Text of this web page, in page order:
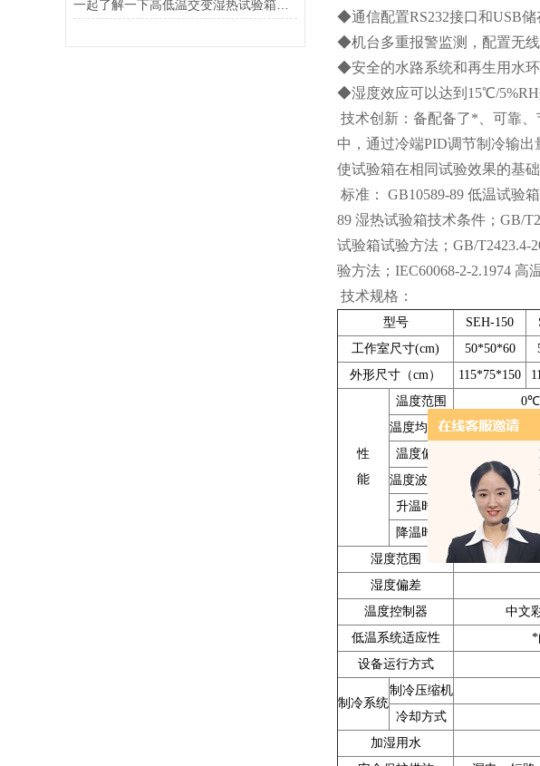
◆通信配置RS232接口和USB储
◆机台多重报警监测，配置无线
◆安全的水路系统和再生用水环
◆湿度效应可以达到15℃/
技术创新：备配备了*、可靠
中，通过冷端PID调节制冷输
使试验箱在相同试验效果的基
标准： GB10589-89 低温试验
89 湿热试验箱技术条件；GB/
试验箱试验方法；GB/T2423.4-
验方法；IEC60068-2-2.1974 高
技术规格：
型号 SEH-150
工作室尺寸(cm)
50*50*60
外形尺寸（cm）
115*75*150
性
能
温度范围
温度均匀度
温度偏差
温度波动度
升温时间
降温时间
+20℃～-20℃/
湿度范围
湿度偏差
温度控制器
中文
低温系统适应性
*
设备运行方式
制冷系统
制冷压缩机
冷却方式
加湿用水